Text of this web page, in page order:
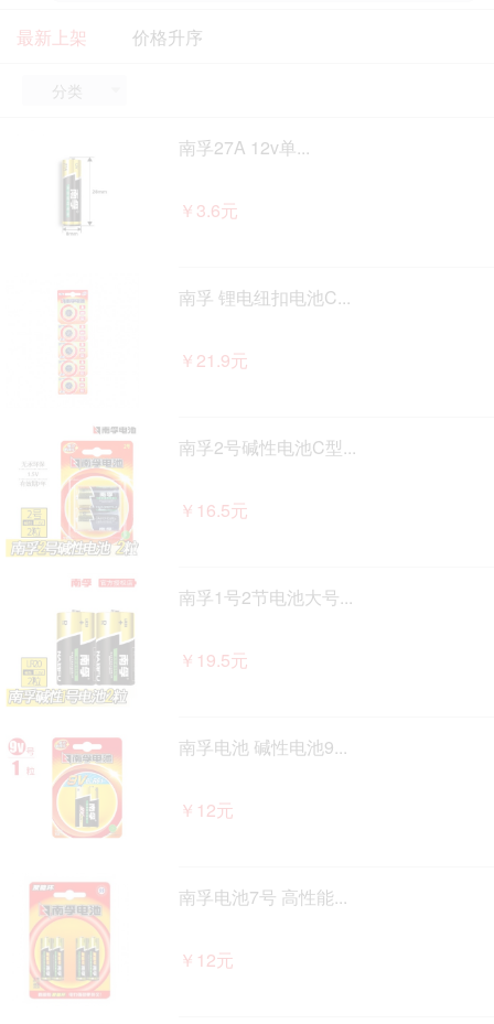
最新上架 价格升序
分类
南孚27A 12v单...
￥3.6元
南孚 锂电纽扣电池C...
￥21.9元
南孚2号碱性电池C型...
￥16.5元
南孚1号2节电池大号...
￥19.5元
南孚电池 碱性电池9...
￥12元
南孚电池7号 高性能...
￥12元